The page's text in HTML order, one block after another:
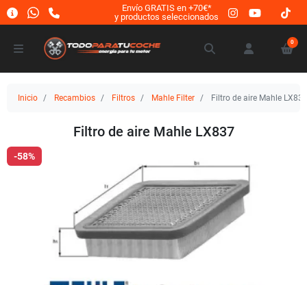
Envío GRATIS en +70€*
y productos seleccionados
0
Inicio Recambios Filtros Mahle Filter Filtro de aire Mahle LX837
Filtro de aire Mahle LX837
-58%